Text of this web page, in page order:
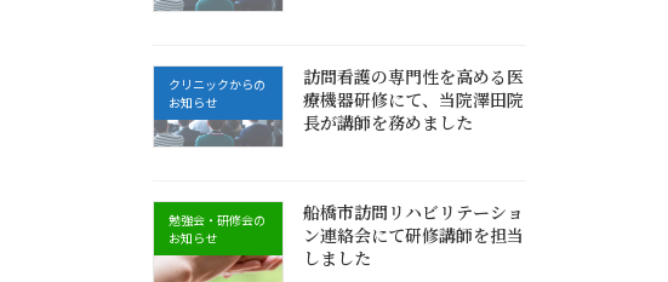
クリニックからの
お知らせ
訪問看護の専門性を高める医
療機器研修にて、当院澤田院
長が講師を務めました
勉強会・研修会の
お知らせ
船橋市訪問リハビリテーショ
ン連絡会にて研修講師を担当
しました